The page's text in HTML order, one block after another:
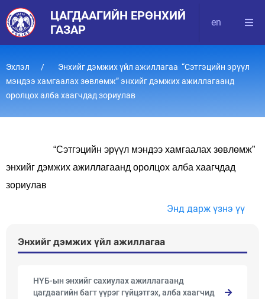
ЦАГДААГИЙН ЕРӨНХИЙ
ГАЗАР
en
Эхлэл
Энхийг дэмжих үйл ажиллагаа “Сэтгэцийн эрүүл
мэндээ хамгаалах зөвлөмж” энхийг дэмжих ажиллагаанд
оролцох алба хаагчдад зориулав
“Сэтгэцийн эрүүл мэндээ хамгаалах зөвлөмж”
энхийг дэмжих ажиллагаанд оролцох алба хаагчдад
зориулав
Энд дарж үзнэ үү
Энхийг дэмжих үйл ажиллагаа
НҮБ-ын энхийг сахиулах ажиллагаанд
цагдаагийн багт үүрэг гүйцэтгэх, алба хаагчид